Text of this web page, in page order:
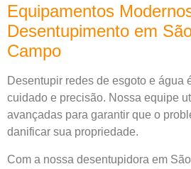
Equipamentos
Desentupimento em
Campo
Desentupir redes de esgoto e água
cuidado e precisão. Nossa equipe
avançadas para garantir que o
danificar sua propriedade.
Com a nossa desentupidora em